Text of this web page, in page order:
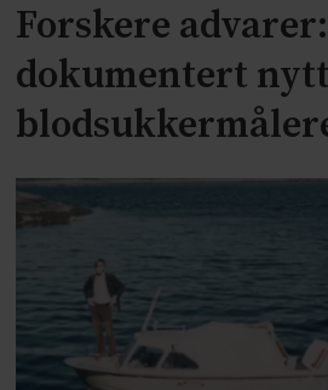
Forskere
dokumentert